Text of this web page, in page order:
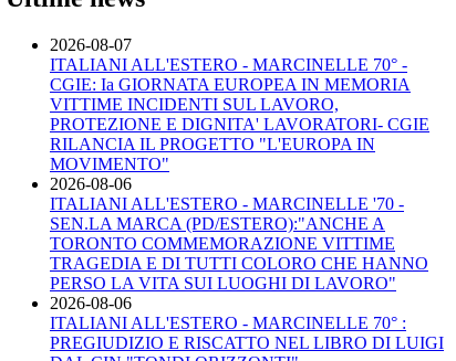
2026-08-07
ITALIANI ALL'ESTERO - MARCINELLE 70° -
CGIE: Ia GIORNATA EUROPEA IN MEMORIA
VITTIME INCIDENTI SUL LAVORO,
PROTEZIONE E DIGNITA' LAVORATORI- CGIE
RILANCIA IL PROGETTO "L'EUROPA IN
MOVIMENTO"
2026-08-06
ITALIANI ALL'ESTERO - MARCINELLE '70 -
SEN.LA MARCA (PD/ESTERO):"ANCHE A
TORONTO COMMEMORAZIONE VITTIME
TRAGEDIA E DI TUTTI COLORO CHE HANNO
PERSO LA VITA SUI LUOGHI DI LAVORO"
2026-08-06
ITALIANI ALL'ESTERO - MARCINELLE 70° :
PREGIUDIZIO E RISCATTO NEL LIBRO DI LUIGI